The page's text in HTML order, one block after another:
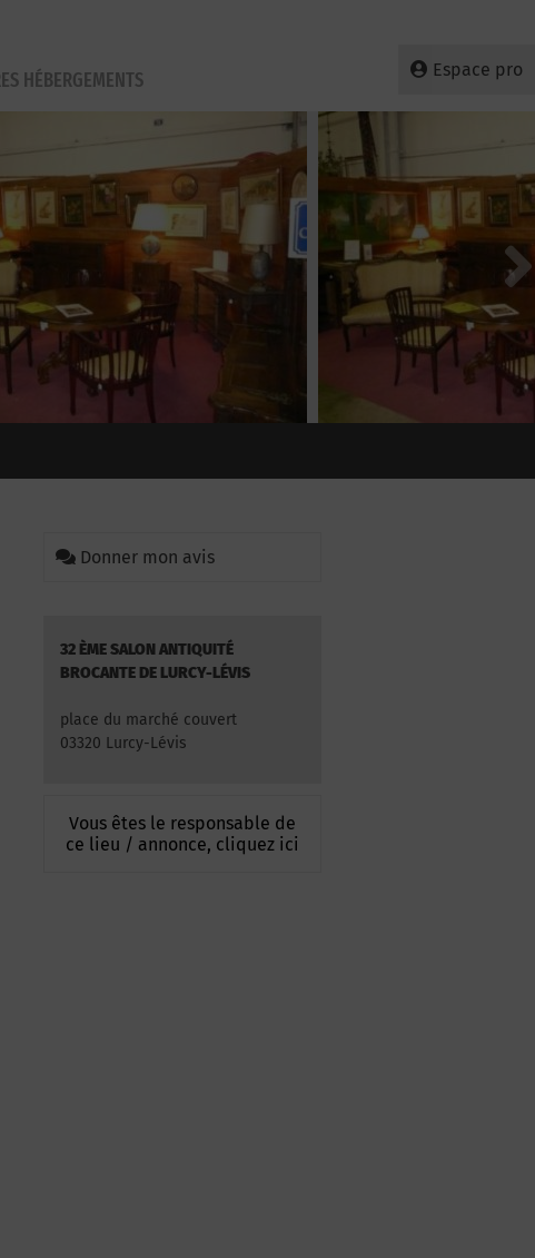
Espace pro
HÉBERGEMENTS
Donner mon avis
32 ÈME SALON ANTIQUITÉ
BROCANTE DE LURCY-LÉVIS
place du marché couvert
03320 Lurcy-Lévis
Vous êtes le responsable de
ce lieu / annonce, cliquez ici